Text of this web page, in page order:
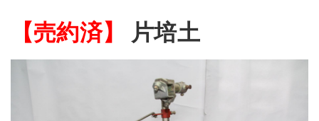
【売約済】 片培土